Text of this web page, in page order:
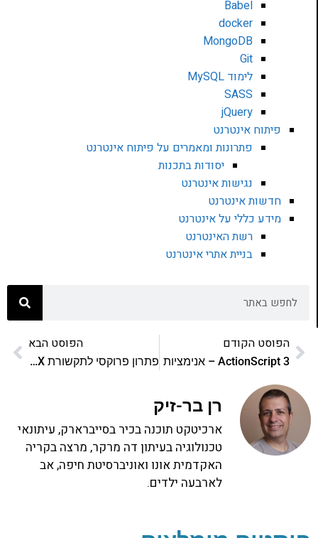
Babel
docker
MongoDB
Git
לימוד MySQL
SASS
jQuery
פיתוח אינטרנט
פתרונות ומאמרים על פיתוח אינטרנט
יסודות בתכנות
נגישות אינטרנט
חדשות אינטרנט
מידע כללי על אינטרנט
רשת האינטרנט
בניית אתרי אינטרנט
הפוסט הקודם
ActionScript 3 – אנימציות
הפוסט הבא
פתרון פרוקסי לתקשורת AJAX בין דומיינים שונים
רן בר-זיק
ארכיטקט תוכנה בכיר בסייברארק, עיתונאי
טכנולוגיה בעיתון דה מרקר, מרצה בקריה
האקדמית אונו ואוניברסיטת חיפה, אב
לארבעה ילדים.